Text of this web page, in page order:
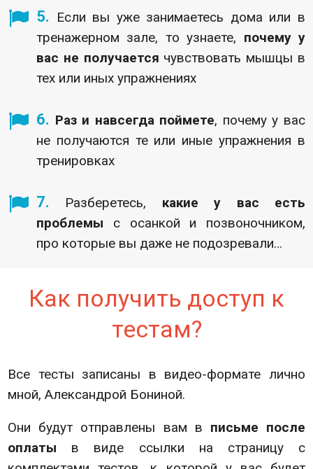
5. Если вы уже занимаетесь дома или в
тренажерном зале, то узнаете, почему у
вас не получается чувствовать мышцы в
тех или иных упражнениях
6. Раз и навсегда поймете, почему у вас
не получаются те или иные упражнения в
тренировках
7. Разберетесь, какие у вас есть
проблемы с осанкой и позвоночником,
про которые вы даже не подозревали…
Как получить доступ к
тестам?
Все тесты записаны в видео-формате лично
мной, Александрой Бониной.
Они будут отправлены вам в письме после
оплаты в виде ссылки на страницу с